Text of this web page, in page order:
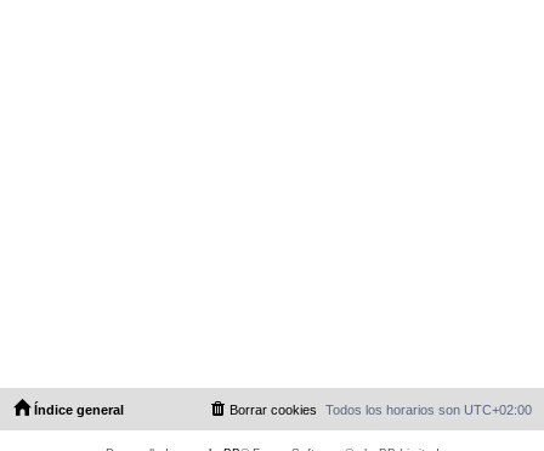
Índice general Todos los horarios son UTC+02:00
Borrar cookies